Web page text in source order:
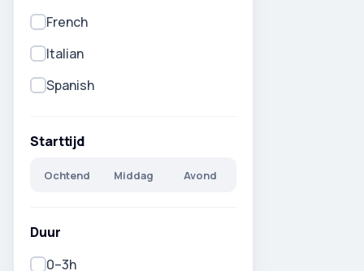
French
Italian
Spanish
Starttijd
Ochtend Middag Avond
Duur
0–3h